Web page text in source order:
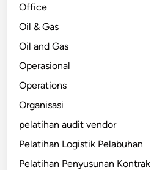
Office
Oil & Gas
Oil and Gas
Operasional
Operations
Organisasi
pelatihan audit vendor
Pelatihan Logistik Pelabuhan
Pelatihan Penyusunan Kontrak